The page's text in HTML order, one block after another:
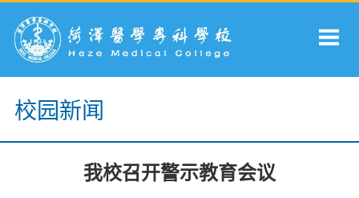
校园新闻
我校召开警示教育会议